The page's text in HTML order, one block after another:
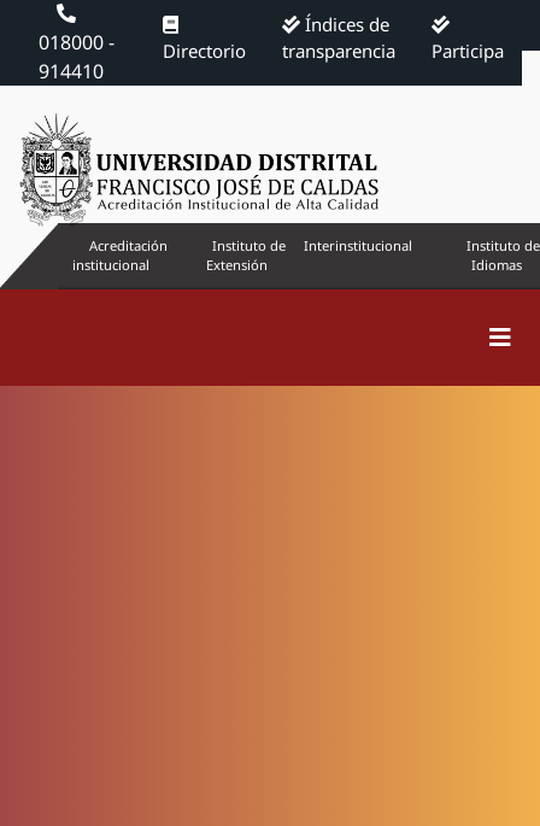
018000 -
914410
Directorio
Índices de
transparencia
Participa
Acreditación
institucional
Instituto de
Extensión
Interinstitucional
Instituto de
Idiomas